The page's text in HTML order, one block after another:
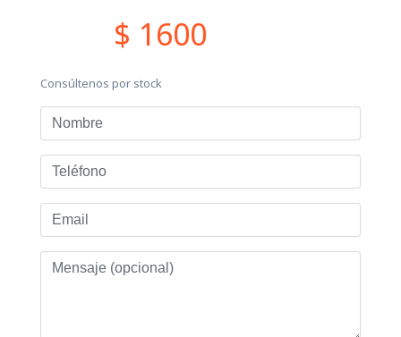
$ 1600
Consúltenos por stock
Nombre
Teléfono
Email
Mensaje